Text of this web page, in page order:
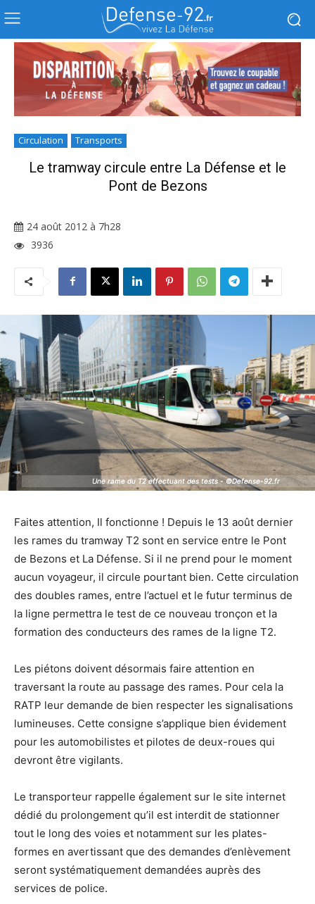
Circulation Transports
Le tramway circule entre La Défense et le
Pont de Bezons
24 août 2012 à 7h28
3936
Une rame du T2 effectuant des tests - ©Defense-92.fr
Une rame du T2 effectuant des tests - ©Defense-92.fr
Faites attention, Il fonctionne ! Depuis le 13 août dernier
les rames du tramway T2 sont en service entre le Pont
de Bezons et La Défense. Si il ne prend pour le moment
aucun voyageur, il circule pourtant bien. Cette circulation
des doubles rames, entre l’actuel et le futur terminus de
la ligne permettra le test de ce nouveau tronçon et la
formation des conducteurs des rames de la ligne T2.
Les piétons doivent désormais faire attention en
traversant la route au passage des rames. Pour cela la
RATP leur demande de bien respecter les signalisations
lumineuses. Cette consigne s’applique bien évidement
pour les automobilistes et pilotes de deux-roues qui
devront être vigilants.
Le transporteur rappelle également sur le site internet
dédié du prolongement qu’il est interdit de stationner
tout le long des voies et notamment sur les plates-
formes en avertissant que des demandes d’enlèvement
seront systématiquement demandées auprès des
services de police.